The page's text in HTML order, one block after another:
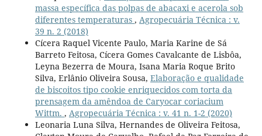
massa específica das polpas de abacaxi e acerola sob
diferentes temperaturas , Agropecuária Técnica : v.
39 n. 2 (2018)
Cícera Raquel Vicente Paulo, Maria Karine de Sá
Barreto Feitosa, Cícera Gomes Cavalcante de Lisbôa,
Leyna Bezerra de Moura, Isana Maria Roque Brito
Silva, Erlânio Oliveira Sousa, Elaboração e qualidade
de biscoitos tipo cookie enriquecidos com torta da
prensagem da amêndoa de Caryocar coriacium
Wittm. , Agropecuária Técnica : v. 41 n. 1-2 (2020)
Leonaria Luna Silva, Hernandes de Oliveira Feitosa,